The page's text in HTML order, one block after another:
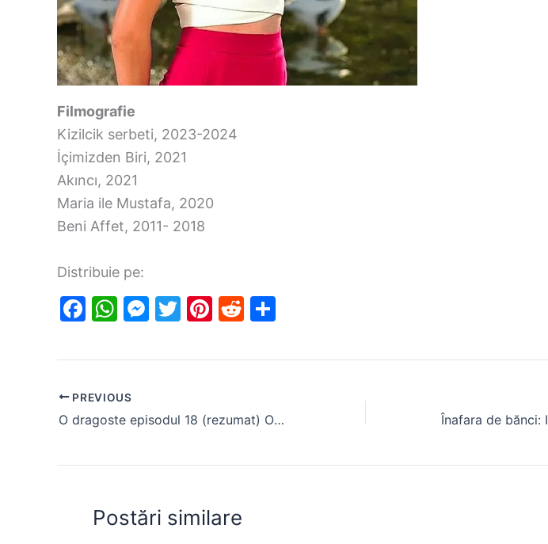
Filmografie
Kizilcik serbeti, 2023-2024
İçimizden Biri, 2021
Akıncı, 2021
Maria ile Mustafa, 2020
Beni Affet, 2011- 2018
Distribuie pe:
F
c
b
o
o
W
at
A
p
p
M
s
e
n
g
T
itt
Pi
er
st
R
d
t
ar
PREVIOUS
O dragoste episodul 18 (rezumat) Omer o cere în căsătorie pe Kivilcim
Postări similare